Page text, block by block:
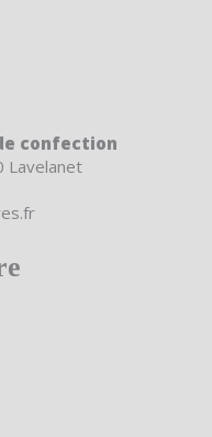
confection
Lavelanet